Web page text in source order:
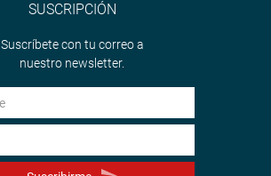
SUSCRIPCIÓN
Suscríbete con tu correo a
nuestro newsletter.